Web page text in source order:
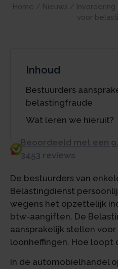
Home / Nieuws / Invordering
voor
Inhoud
Bestuurders
belastingfraude
Wat leren we hieruit?
Beoordeeld met een
3453 reviews
De bestuurders van
Belastingdienst
wegens het opzettelijk
btw-aangiften. De
aansprakelijk stellen
loonheffingen. Hoe loopt
In de automobielhandel